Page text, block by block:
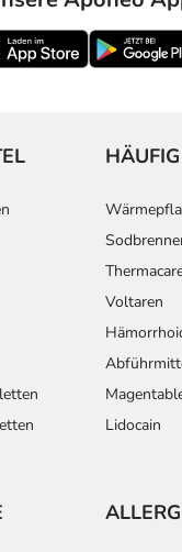
Voltaren
Lidocain